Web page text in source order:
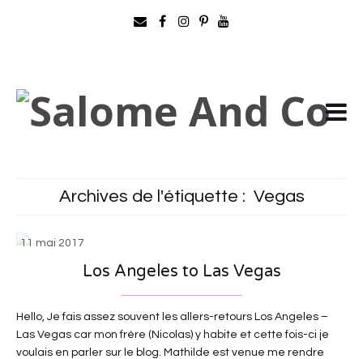
Archives de l'étiquette : Vegas
11 mai 2017
Los Angeles to Las Vegas
Hello, Je fais assez souvent les allers-retours Los Angeles –
Las Vegas car mon frère (Nicolas) y habite et cette fois-ci je
voulais en parler sur le blog. Mathilde est venue me rendre